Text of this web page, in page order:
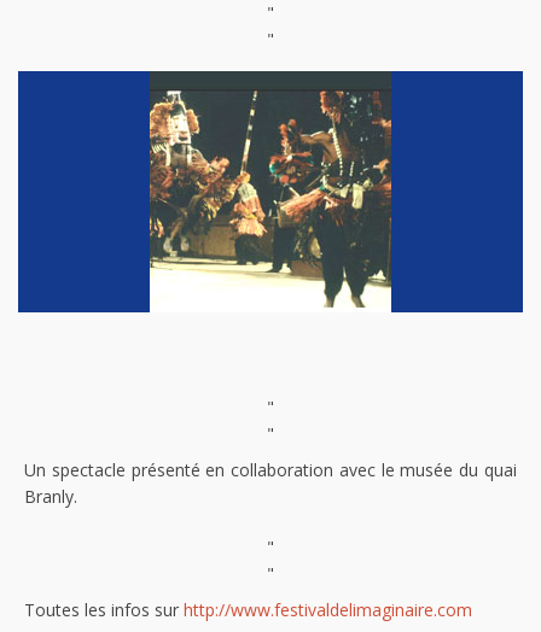
"
"
"
"
Un spectacle présenté en collaboration avec le musée du quai
Branly.
"
"
Toutes les infos sur http://www.festivaldelimaginaire.com